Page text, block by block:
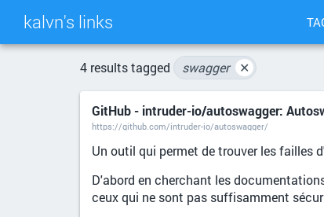
kalvn's links
4 results tagged swagger ✕
GitHub - intruder-io/autoswagger:
https://github.com/intruder-io/autoswagger/
Un outil qui permet de trouver les failles
D'abord en cherchant les
ceux qui ne sont pas suffisamment